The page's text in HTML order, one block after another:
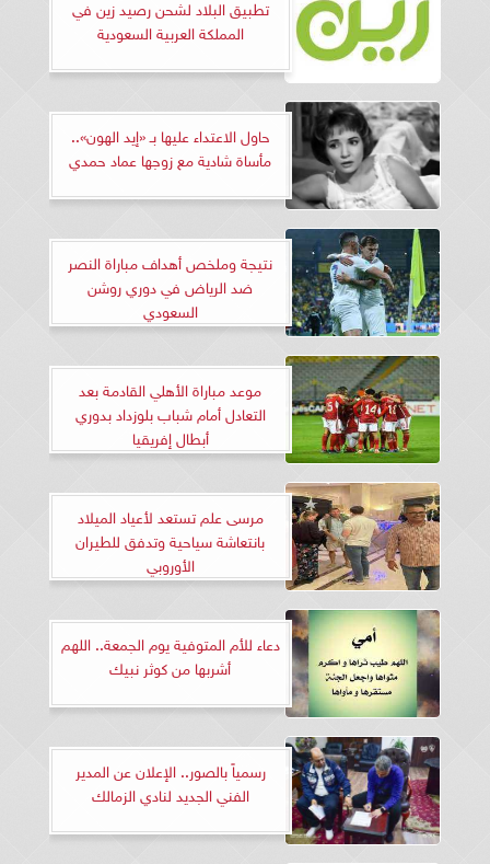
تطبيق البلاد لشحن رصيد زين في
المملكة العربية السعودية
حاول الاعتداء عليها بـ «إيد الهون»..
مأساة شادية مع زوجها عماد حمدي
نتيجة وملخص أهداف مباراة النصر
ضد الرياض في دوري روشن
السعودي
موعد مباراة الأهلي القادمة بعد
التعادل أمام شباب بلوزداد بدوري
أبطال إفريقيا
مرسى علم تستعد لأعياد الميلاد
بانتعاشة سياحية وتدفق للطيران
الأوروبي
دعاء للأم المتوفية يوم الجمعة.. اللهم
أشربها من كوثر نبيك
رسمياً بالصور.. الإعلان عن المدير
الفني الجديد لنادي الزمالك